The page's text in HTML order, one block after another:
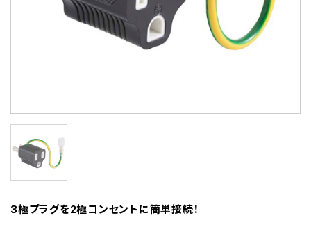
3極プラグを2極コンセントに簡単接続！